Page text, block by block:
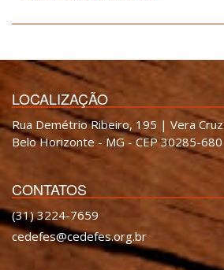
LOCALIZAÇÃO
Rua Demétrio Ribeiro, 195 | Vera Cruz
Belo Horizonte - MG - CEP 30285-680
CONTATOS
(31) 3224-7659
cedefes@cedefes.org.br